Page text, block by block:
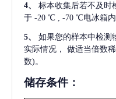
4、
标本收集后若不及时
于 -20 ℃ , -70 ℃电冰箱内
5、
如果您的样本中检测
实际情况，
做适当倍数
数)。
储存条件：